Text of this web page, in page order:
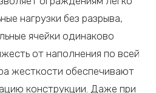
нагрузки без разрыва,
ячейки одинаково
от наполнения по всей
жесткости обеспечивают
конструкции. Даже при